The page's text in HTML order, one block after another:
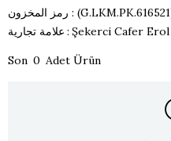
رمز المخزون
علامة تجارية : Şekerci Cafer Erol
0